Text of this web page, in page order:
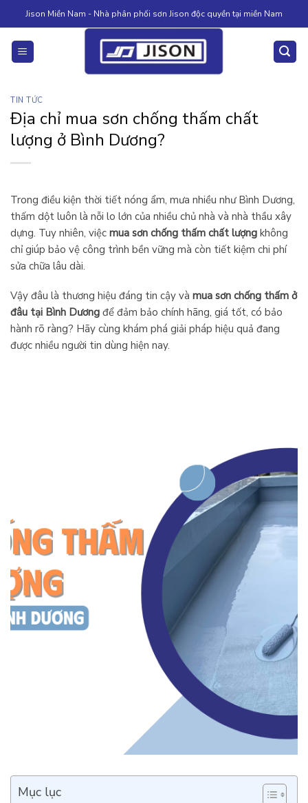
to
content
Jison Miền Nam - Nhà phân phối sơn Jison độc quyền tại miền Nam
TIN TỨC
Địa chỉ mua sơn chống thấm chất
lượng ở Bình Dương?
Trong điều kiện thời tiết nóng ẩm, mưa nhiều như Bình Dương,
thấm dột luôn là nỗi lo lớn của nhiều chủ nhà và nhà thầu xây
dựng. Tuy nhiên, việc mua sơn chống thấm chất lượng không
chỉ giúp bảo vệ công trình bền vững mà còn tiết kiệm chi phí
sửa chữa lâu dài.
Vậy đâu là thương hiệu đáng tin cậy và mua sơn chống thấm ở
đâu tại Bình Dương để đảm bảo chính hãng, giá tốt, có bảo
hành rõ ràng? Hãy cùng khám phá giải pháp hiệu quả đang
được nhiều người tin dùng hiện nay.
Mục lục